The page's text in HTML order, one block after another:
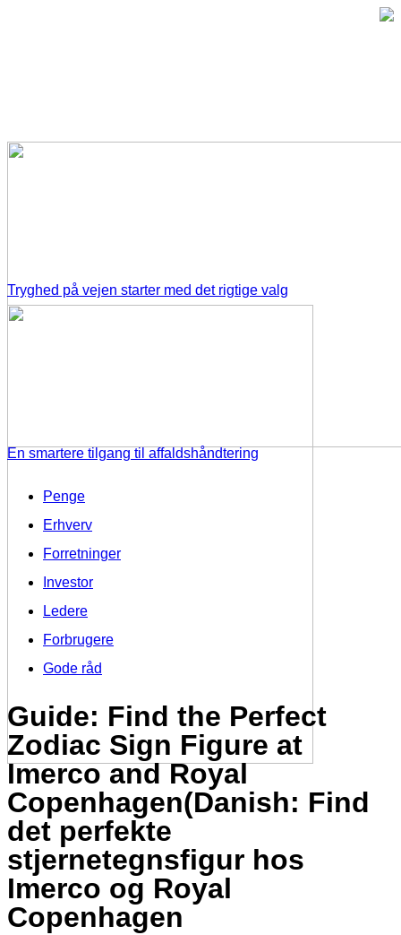
Tryghed på vejen starter med det rigtige valg
En smartere tilgang til affaldshåndtering
Penge
Erhverv
Forretninger
Investor
Ledere
Forbrugere
Gode råd
Guide: Find the Perfect
Zodiac Sign Figure at
Imerco and Royal
Copenhagen(Danish: Find
det perfekte
stjernetegnsfigur hos
Imerco og Royal
Copenhagen